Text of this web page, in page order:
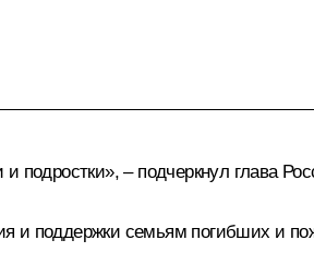
– подчеркнул глава
и поддержки семьям погибших и